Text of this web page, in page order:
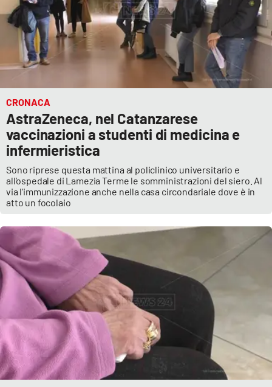
CRONACA
AstraZeneca, nel Catanzarese
vaccinazioni a studenti di medicina e
infermieristica
Sono riprese questa mattina al policlinico universitario e
all'ospedale di Lamezia Terme le somministrazioni del siero. Al
via l'immunizzazione anche nella casa circondariale dove è in
atto un focolaio